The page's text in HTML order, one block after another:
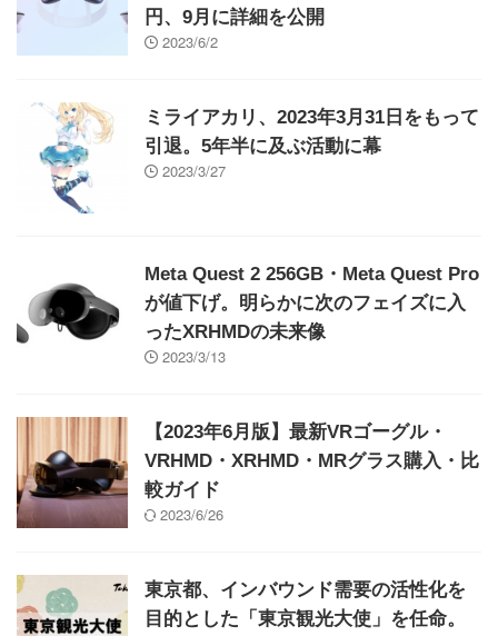
円、9月に詳細を公開
2023/6/2
ミライアカリ、2023年3月31日をもって
引退。5年半に及ぶ活動に幕
2023/3/27
Meta Quest 2 256GB・Meta Quest Pro
が値下げ。明らかに次のフェイズに入
ったXRHMDの未来像
2023/3/13
【2023年6月版】最新VRゴーグル・
VRHMD・XRHMD・MRグラス購入・比
較ガイド
2023/6/26
東京都、インバウンド需要の活性化を
目的とした「東京観光大使」を任命。